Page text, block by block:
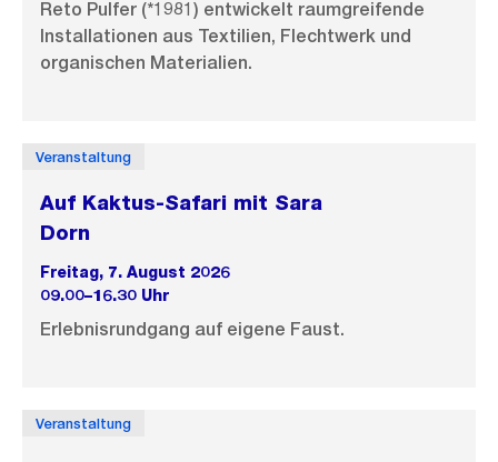
Reto Pulfer (*1981) entwickelt raumgreifende
Installationen aus Textilien, Flechtwerk und
organischen Materialien.
Veranstaltung
Auf Kaktus-Safari mit Sara
Dorn
Freitag, 7. August 2026
09.00–16.30 Uhr
Erlebnisrundgang auf eigene Faust.
Veranstaltung